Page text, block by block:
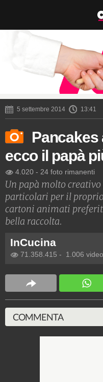
5 settembre 2014 13:41
Pancakes
ecco il papà
4.020 - 24 foto rimanenti
Un papà molto
particolari per il
cartoni animati
bella raccolta.
InCucina
71.358.415 - 1.006 video
COMMENTA